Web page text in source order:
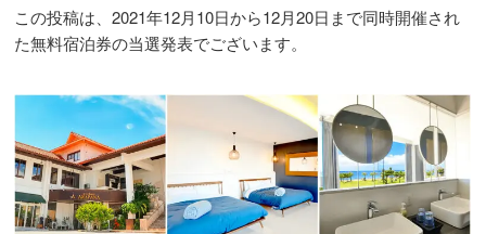
この投稿は、2021年12月10日から12月20日まで同時開催され
た無料宿泊券の当選発表でございます。